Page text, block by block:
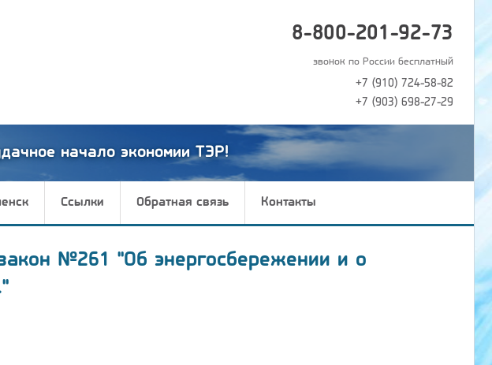
8-800-201-92-73
звонок по России бесплатный
+7 (910) 724-58-82
+7 (903) 698-27-29
начало экономии ТЭР!
Ссылки Обратная связь Контакты
№261 "Об энергосбережении и о